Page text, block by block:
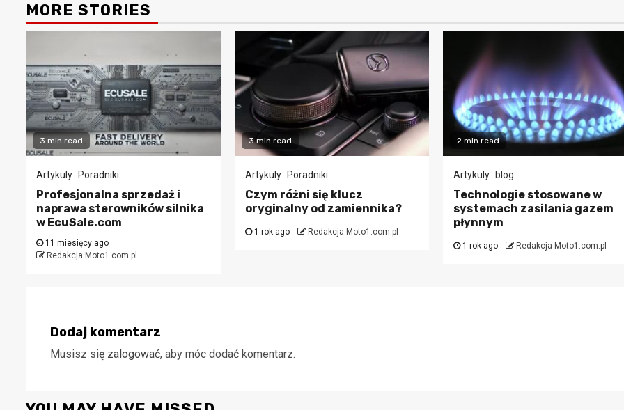
MORE STORIES
3 min read
Artykuly Poradniki
Profesjonalna sprzedaż i
naprawa sterowników silnika
w EcuSale.com
11 miesięcy ago
Redakcja Moto1.com.pl
3 min read
Artykuly Poradniki
Czym różni się klucz
oryginalny od zamiennika?
1 rok ago Redakcja Moto1.com.pl
2 min read
Artykuly blog
Technologie stosowane w
systemach zasilania gazem
płynnym
1 rok ago Redakcja Moto1.com.pl
Dodaj komentarz
Musisz się zalogować, aby móc dodać komentarz.